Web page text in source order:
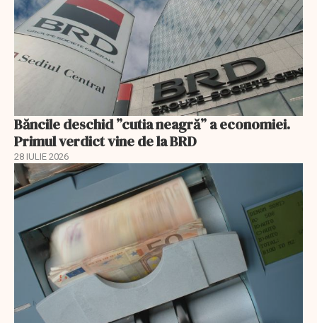
Băncile deschid ”cutia neagră” a economiei.
Primul verdict vine de la BRD
28 IULIE 2026